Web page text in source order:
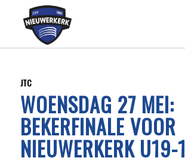
JTC
WOENSDAG 27 MEI:
BEKERFINALE VOOR
NIEUWERKERK U19-1